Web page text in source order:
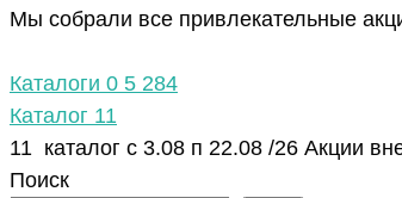
Мы собрали все привлекательные
Каталоги 0 5 284
Каталог 11
11 каталог с 3.08 п 22.08 /26 Акции
Поиск